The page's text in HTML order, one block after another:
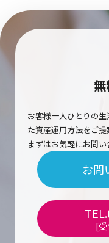
お客様一人ひとりの
た資産運用方法をご提
まずはお気軽にお問い
お問
TEL.
[